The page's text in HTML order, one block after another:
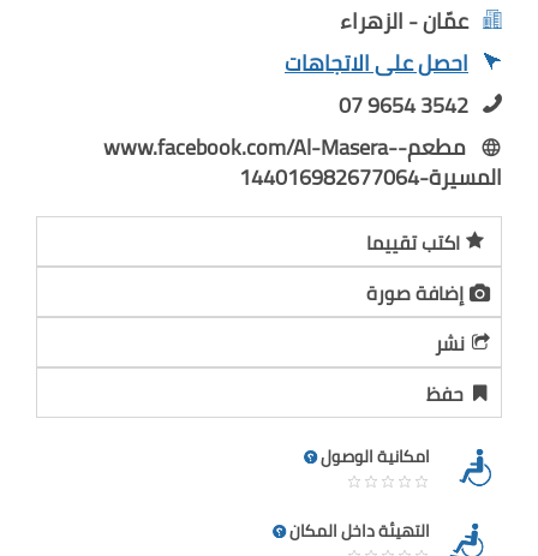
عمّان - الزهراء
احصل على الاتجاهات
07 9654 3542
www.facebook.com/Al-Masera-مطعم-
المسيرة-144016982677064
اكتب تقييما
إضافة صورة
نشر
حفظ
امكانية الوصول
التهيئة داخل المكان